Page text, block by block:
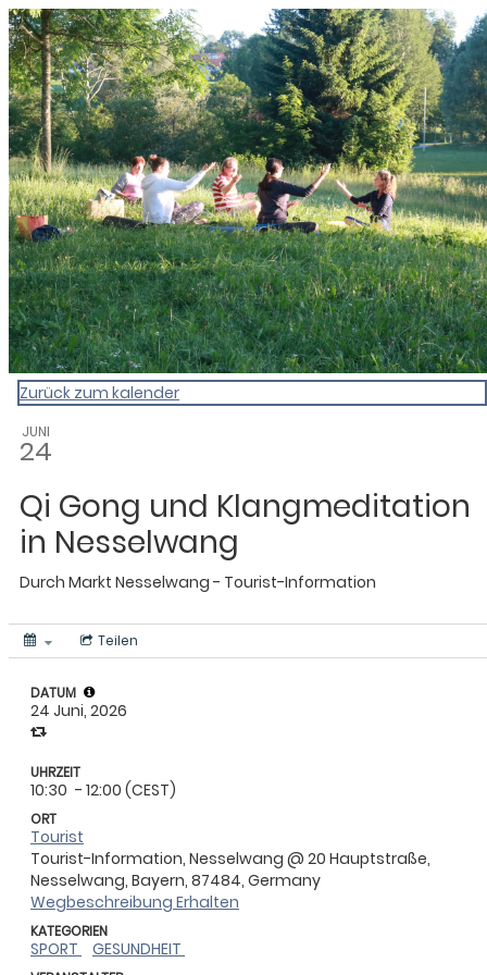
0831 - das Kemptener
Zurück zum kalender
JUNI
24
Qi Gong und Klangmeditation
in Nesselwang
Durch Markt Nesselwang - Tourist-Information
Teilen
DATUM
24 Juni, 2026
UHRZEIT
10:30 - 12:00 (CEST)
ORT
Tourist
Tourist-Information, Nesselwang @ 20 Hauptstraße,
Nesselwang, Bayern, 87484, Germany
Wegbeschreibung Erhalten
KATEGORIEN
SPORT GESUNDHEIT